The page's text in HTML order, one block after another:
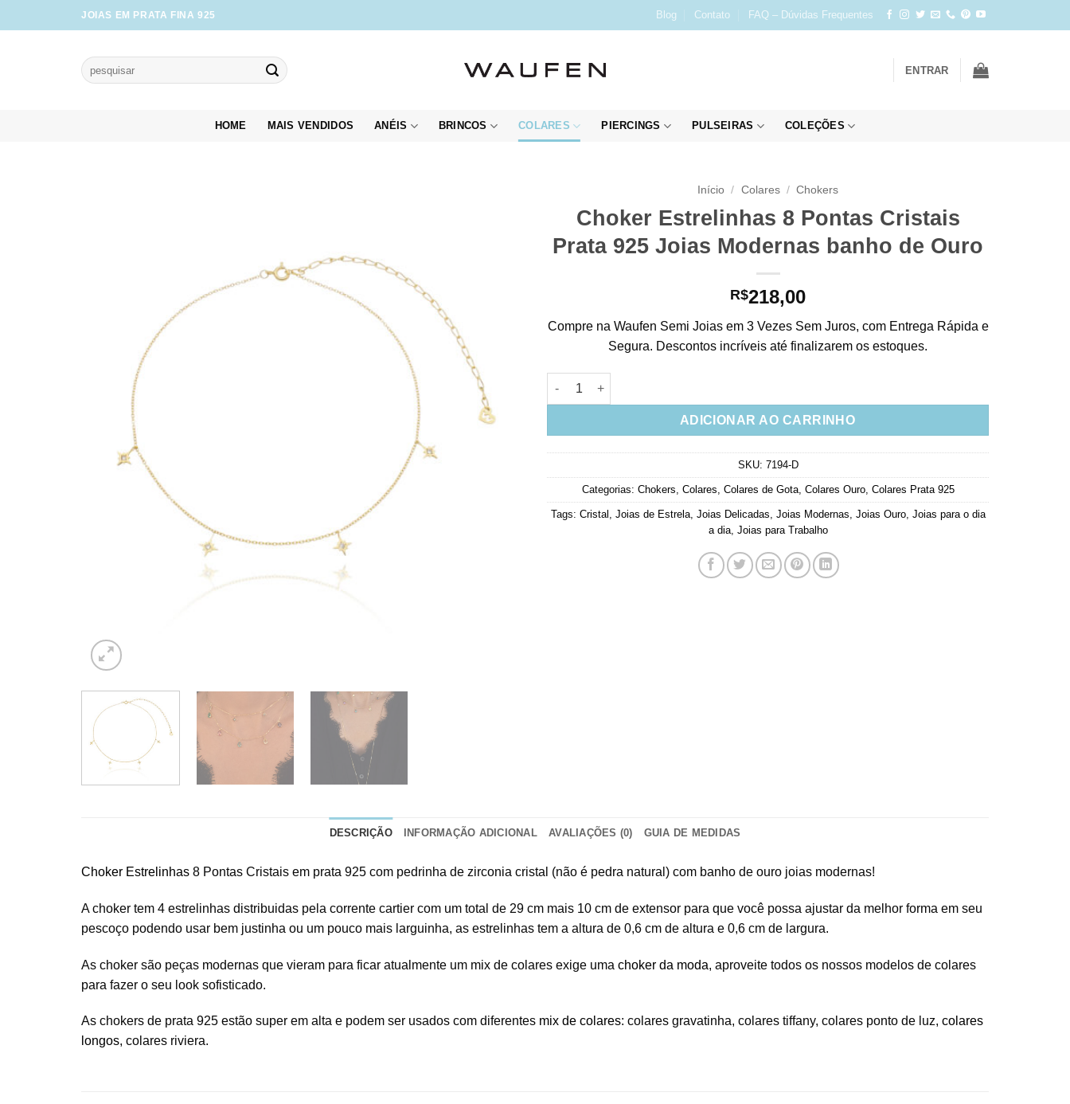
to
JOIAS EM PRATA FINA 925 Blog Contato FAQ – Dúvidas Frequentes
Pesquisar
por:
ENTRAR
HOME MAIS VENDIDOS ANÉIS BRINCOS COLARES PIERCINGS PULSEIRAS COLEÇÕES
Início / Colares / Chokers
Choker Estrelinhas 8 Pontas Cristais
Prata 925 Joias Modernas banho de Ouro
R$218,00
Compre na Waufen Semi Joias em 3 Vezes Sem Juros, com Entrega Rápida e
Segura. Descontos incríveis até finalizarem os estoques.
Choker Estrelinhas 8 Pontas Cristais Prata 925 Joias Modernas banho de Ouro quantidade
ADICIONAR AO CARRINHO
SKU: 7194-D
Categorias: Chokers Colares Colares de Gota, Colares Ouro, Colares Prata 925
Tags: Cristal Joias de Estrela, Joias Delicadas Joias Modernas Joias Ouro, Joias para o dia
a dia, Joias para Trabalho
DESCRIÇÃO INFORMAÇÃO ADICIONAL AVALIAÇÕES (0) GUIA DE MEDIDAS
Choker Estrelinhas 8 Pontas Cristais em prata 925 com pedrinha de zirconia cristal (não é pedra natural) com banho de ouro joias modernas!
A choker tem 4 estrelinhas distribuidas pela corrente cartier com um total de 29 cm mais 10 cm de extensor para que você possa ajustar da melhor forma em seu
pescoço podendo usar bem justinha ou um pouco mais larguinha, as estrelinhas tem a altura de 0,6 cm de altura e 0,6 cm de largura.
As choker são peças modernas que vieram para ficar atualmente um mix de colares exige uma choker da moda, aproveite todos os nossos modelos de colares
para fazer o seu look sofisticado.
As chokers de prata 925 estão super em alta e podem ser usados com diferentes mix de colares: colares gravatinha, colares tiffany, colares ponto de luz, colares
longos, colares riviera.